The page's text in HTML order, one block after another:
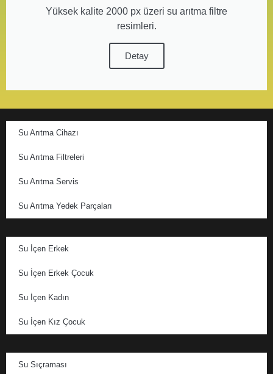
Yüksek kalite 2000 px üzeri su arıtma filtre
resimleri.
Detay
Su Arıtma Cihazı
Su Arıtma Filtreleri
Su Arıtma Servis
Su Arıtma Yedek Parçaları
Su İçen Erkek
Su İçen Erkek Çocuk
Su İçen Kadın
Su İçen Kız Çocuk
Su Sıçraması